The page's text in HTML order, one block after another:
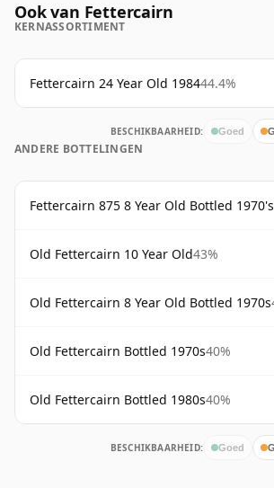
Ook van Fettercairn
KERNASSORTIMENT
Fettercairn 24 Year Old 198444.4%
BESCHIKBAARHEID: Goed
ANDERE BOTTELINGEN
Fettercairn 875 8 Year Old Bottled 1970's
Old Fettercairn 10 Year Old43%
Old Fettercairn 8 Year Old Bottled 1970s
Old Fettercairn Bottled 1970s40%
Old Fettercairn Bottled 1980s40%
BESCHIKBAARHEID: Goed